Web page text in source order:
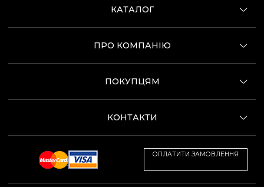
КАТАЛОГ
ПРО КОМПАНІЮ
ПОКУПЦЯМ
КОНТАКТИ
ОПЛАТИТИ ЗАМОВЛЕННЯ